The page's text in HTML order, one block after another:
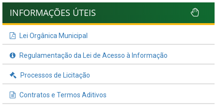
INFORMAÇÕES ÚTEIS
Lei Orgânica Municipal
Regulamentação da Lei de Acesso à Informação
Processos de Licitação
Contratos e Termos Aditivos